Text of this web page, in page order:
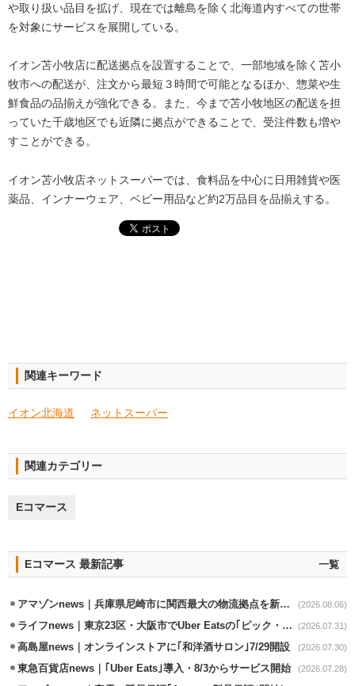
や取り扱い品目を拡げ、現在では離島を除く北海道内すべての世帯
を対象にサービスを展開している。
イオン苫小牧店に配送拠点を設置することで、一部地域を除く苫小
牧市への配送が、注文から最短３時間で可能となるほか、惣菜や生
鮮食品の品揃えが強化できる。また、今まで苫小牧地区の配送を担
っていた千歳地区でも近隣に拠点ができることで、受注件数も増や
すことができる。
イオン苫小牧店ネットスーパーでは、食料品を中心に日用雑貨や医
薬品、インナーウェア、ベビー用品など約2万品目を品揃えする。
関連キーワード
イオン北海道 ネットスーパー
関連カテゴリー
Eコマース
Eコマース 最新記事 一覧
アマゾンnews｜兵庫県尼崎市に関西最大の物流拠点を新設・市内2拠点目 (2026.08.06)
ライフnews｜東京23区・大阪市でUber Eatsの｢ピック・パック・ペイ｣導入 (2026.07.31)
高島屋news｜オンラインストアに｢和洋酒サロン｣7/29開設 (2026.07.30)
東急百貨店news｜｢Uber Eats｣導入・8/3からサービス開始 (2026.07.28)